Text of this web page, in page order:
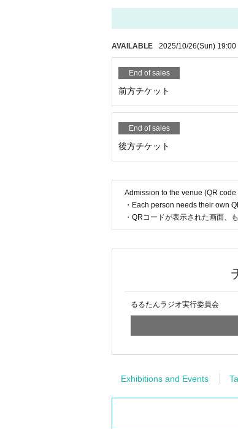
AVAILABLE 2025/10/26(Sun) 19:00
End of sales
前方チケット
End of sales
後方チケット
Admission to the venue (QR code
・Each person needs their own
・QRコードが表示された画面、
るるたんラジオ実行委員会
Exhibitions and Events